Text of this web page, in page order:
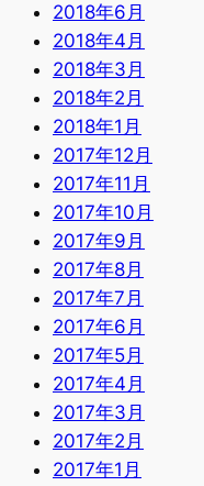
2018年6月
2018年4月
2018年3月
2018年2月
2018年1月
2017年12月
2017年11月
2017年10月
2017年9月
2017年8月
2017年7月
2017年6月
2017年5月
2017年4月
2017年3月
2017年2月
2017年1月